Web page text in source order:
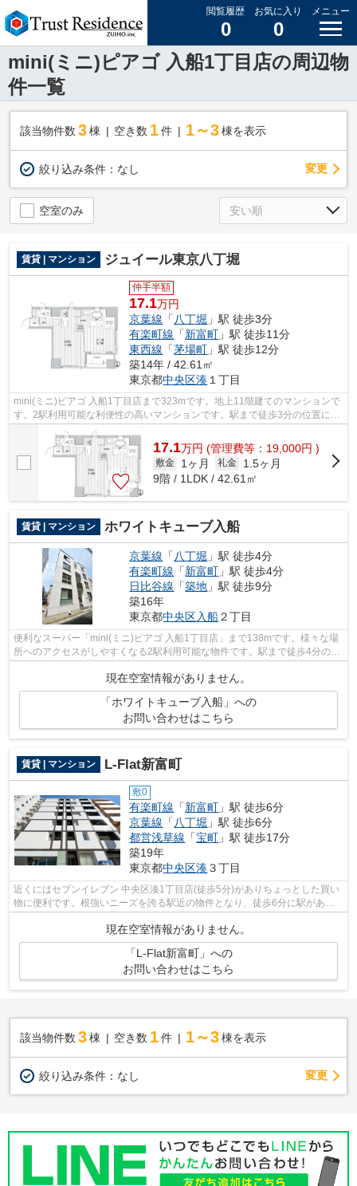
閲覧履歴
0
お気に入り
0
メニュー
mini(ミニ)ピアゴ 入船1丁目店の周辺物
件一覧
該当物件数 3棟 空き数 1 件 1～3 棟を表示
絞り込み条件： なし 変更
空室のみ
賃貸 | マンション ジュイール東京八丁堀
仲手半額
17.1万円
京葉線 「 八丁堀 」駅 徒歩3分
有楽町線 「新富町 」駅 徒歩11分
東西線 「茅場町 」駅 徒歩12分
築14年 / 42.61㎡
東京都中央区湊 １丁目
mini(ミニ)ピアゴ 入船1丁目店まで323mです。地上11階建てのマンションで
す。2駅利用可能な利便性の高いマンションです。駅まで徒歩3分の位置に立
地する、アクセス良好な物件です。ト...
17.1万円 (管理費等：19,000円 )
敷金 1ヶ月 礼金
1.5ヶ月
9階 / 1LDK / 42.61㎡
賃貸 | マンション ホワイトキューブ入船
京葉線 「八丁堀 」駅 徒歩4分
有楽町線 「新富町 」駅 徒歩4分
日比谷線 「築地 」駅 徒歩9分
築16年
東京都中央区入船２丁目
便利なスーパー「mini(ミニ)ピアゴ 入船1丁目店」まで138mです。様々な場
所へのアクセスがしやすくなる2駅利用可能な物件です。駅まで徒歩4分の位
現在空室情報がありません。
「ホワイトキューブ入船」への
お問い合わせはこちら
賃貸 | マンション L-Flat新富町
敷0
有楽町線 「新富町 」駅 徒歩6分
京葉線 「 八丁堀 」駅 徒歩6分
都営浅草線 「宝町 」駅 徒歩17分
築19年
東京都中央区湊３丁目
近くにはセブンイレブン 中央区湊1丁目店(徒歩5分)がありちょっとした買い
物に便利です。根強いニーズを誇る駅近の物件となり、徒歩6分に駅があり
ます。こちらの物件はマンションです...
現在空室情報がありません。
「L-Flat新富町」への
お問い合わせはこちら
該当物件数 3棟 空き数 1 件 1～3 棟を表示
絞り込み条件： なし 変更